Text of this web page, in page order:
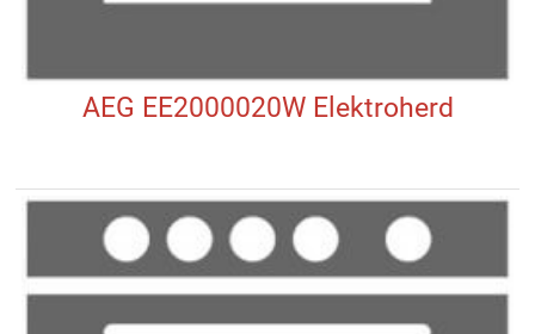
AEG EE2000020W Elektroherd